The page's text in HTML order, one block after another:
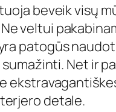
beveik visų
veltui
patogūs
Net ir
detale.